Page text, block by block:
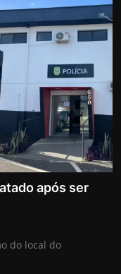
após ser
do local do